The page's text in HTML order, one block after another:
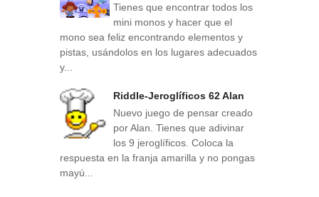
Tienes que encontrar todos los
mini monos y hacer que el
mono sea feliz encontrando elementos y
pistas, usándolos en los lugares adecuados
y...
Riddle-Jeroglíficos 62 Alan
Nuevo juego de pensar creado
por Alan. Tienes que adivinar
los 9 jeroglíficos. Coloca la
respuesta en la franja amarilla y no pongas
mayú...